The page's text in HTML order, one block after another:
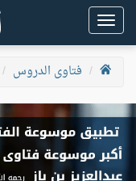
Toggle
navigation
فتاوى الدروس